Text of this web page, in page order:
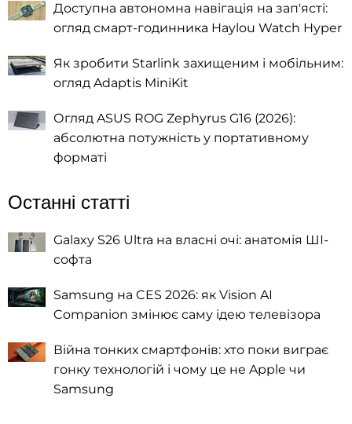
Доступна автономна навігація на зап'ясті:
огляд смарт-годинника Haylou Watch Hyper
Як зробити Starlink захищеним і мобільним:
огляд Adaptis MiniKit
Огляд ASUS ROG Zephyrus G16 (2026):
абсолютна потужність у портативному
форматі
Останні статті
Galaxy S26 Ultra на власні очі: анатомія ШІ-
софта
Samsung на CES 2026: як Vision AI
Companion змінює саму ідею телевізора
Війна тонких смартфонів: хто поки виграє
гонку технологій і чому це не Apple чи
Samsung